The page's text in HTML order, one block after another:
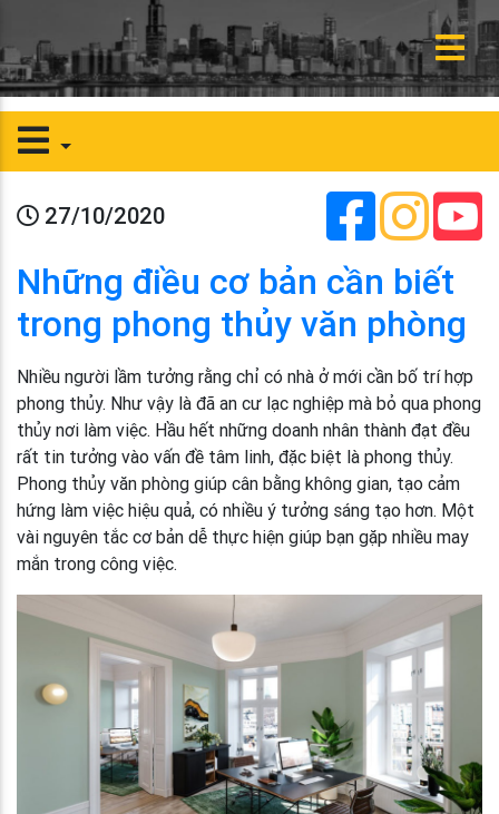
27/10/2020
Những điều cơ bản cần biết
trong phong thủy văn phòng
Nhiều người lầm tưởng rằng chỉ có nhà ở mới cần bố trí hợp
phong thủy. Như vậy là đã an cư lạc nghiệp mà bỏ qua phong
thủy nơi làm việc. Hầu hết những doanh nhân thành đạt đều
rất tin tưởng vào vấn đề tâm linh, đặc biệt là phong thủy.
Phong thủy văn phòng giúp cân bằng không gian, tạo cảm
hứng làm việc hiệu quả, có nhiều ý tưởng sáng tạo hơn. Một
vài nguyên tắc cơ bản dễ thực hiện giúp bạn gặp nhiều may
mắn trong công việc.